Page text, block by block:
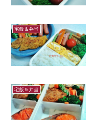
宅飯＆弁当
宅飯＆弁当